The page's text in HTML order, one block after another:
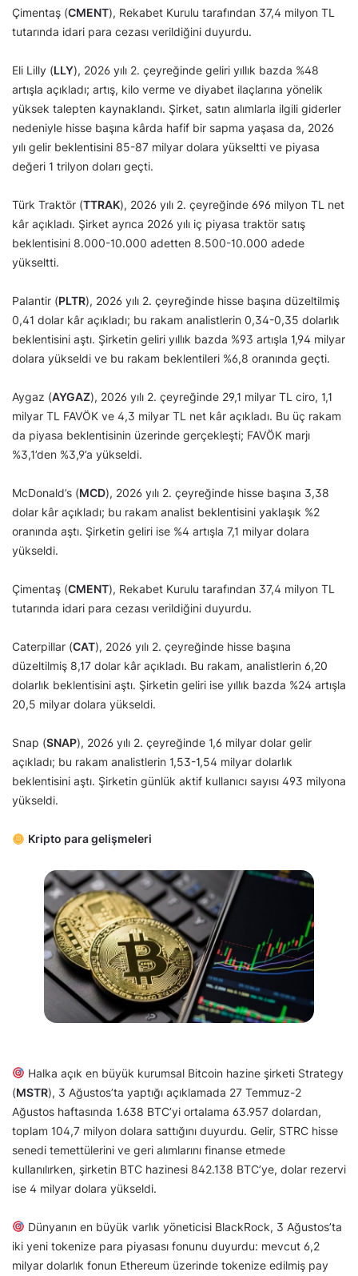
Çimentaş (CMENT), Rekabet Kurulu tarafından 37,4 milyon TL
tutarında idari para cezası verildiğini duyurdu.
Eli Lilly (LLY), 2026 yılı 2. çeyreğinde geliri yıllık bazda %48
artışla açıkladı; artış, kilo verme ve diyabet ilaçlarına yönelik
yüksek talepten kaynaklandı. Şirket, satın alımlarla ilgili giderler
nedeniyle hisse başına kârda hafif bir sapma yaşasa da, 2026
yılı gelir beklentisini 85-87 milyar dolara yükseltti ve piyasa
değeri 1 trilyon doları geçti.
Türk Traktör (TTRAK), 2026 yılı 2. çeyreğinde 696 milyon TL net
kâr açıkladı. Şirket ayrıca 2026 yılı iç piyasa traktör satış
beklentisini 8.000-10.000 adetten 8.500-10.000 adede
yükseltti.
Palantir (PLTR), 2026 yılı 2. çeyreğinde hisse başına düzeltilmiş
0,41 dolar kâr açıkladı; bu rakam analistlerin 0,34-0,35 dolarlık
beklentisini aştı. Şirketin geliri yıllık bazda %93 artışla 1,94 milyar
dolara yükseldi ve bu rakam beklentileri %6,8 oranında geçti.
Aygaz (AYGAZ), 2026 yılı 2. çeyreğinde 29,1 milyar TL ciro, 1,1
milyar TL FAVÖK ve 4,3 milyar TL net kâr açıkladı. Bu üç rakam
da piyasa beklentisinin üzerinde gerçekleşti; FAVÖK marjı
%3,1’den %3,9’a yükseldi.
McDonald’s (MCD), 2026 yılı 2. çeyreğinde hisse başına 3,38
dolar kâr açıkladı; bu rakam analist beklentisini yaklaşık %2
oranında aştı. Şirketin geliri ise %4 artışla 7,1 milyar dolara
yükseldi.
Çimentaş (CMENT), Rekabet Kurulu tarafından 37,4 milyon TL
tutarında idari para cezası verildiğini duyurdu.
Caterpillar (CAT), 2026 yılı 2. çeyreğinde hisse başına
düzeltilmiş 8,17 dolar kâr açıkladı. Bu rakam, analistlerin 6,20
dolarlık beklentisini aştı. Şirketin geliri ise yıllık bazda %24 artışla
20,5 milyar dolara yükseldi.
Snap (SNAP), 2026 yılı 2. çeyreğinde 1,6 milyar dolar gelir
açıkladı; bu rakam analistlerin 1,53-1,54 milyar dolarlık
beklentisini aştı. Şirketin günlük aktif kullanıcı sayısı 493 milyona
yükseldi.
Kripto para gelişmeleri
Halka açık en büyük kurumsal Bitcoin hazine şirketi Strategy
(MSTR), 3 Ağustos’ta yaptığı açıklamada 27 Temmuz-2
Ağustos haftasında 1.638 BTC’yi ortalama 63.957 dolardan,
toplam 104,7 milyon dolara sattığını duyurdu. Gelir, STRC hisse
senedi temettülerini ve geri alımlarını finanse etmede
kullanılırken, şirketin BTC hazinesi 842.138 BTC’ye, dolar rezervi
ise 4 milyar dolara yükseldi.
Dünyanın en büyük varlık yöneticisi BlackRock, 3 Ağustos’ta
iki yeni tokenize para piyasası fonunu duyurdu: mevcut 6,2
milyar dolarlık fonun Ethereum üzerinde tokenize edilmiş pay